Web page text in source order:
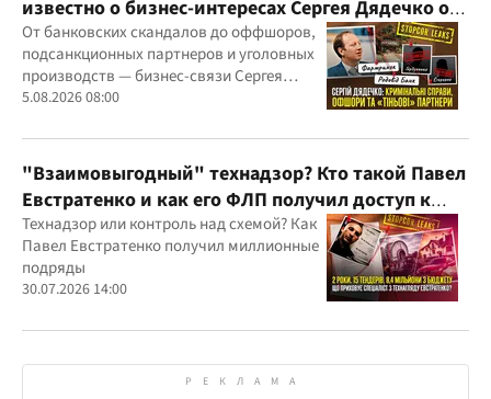
известно о бизнес-интересах Сергея Дядечко от
"Родовид Банка" до "ФАРМАСЕЛ"
От банковских скандалов до оффшоров,
подсанкционных партнеров и уголовных
производств — бизнес-связи Сергея
Дядечко до сих пор простираются через
юрисдикций
5.08.2026 08:00
"Взаимовыгодный" технадзор? Кто такой Павел
Евстратенко и как его ФЛП получил доступ к
бюджетным миллионам?
Технадзор или контроль над схемой? Как
Павел Евстратенко получил миллионные
подряды
30.07.2026 14:00